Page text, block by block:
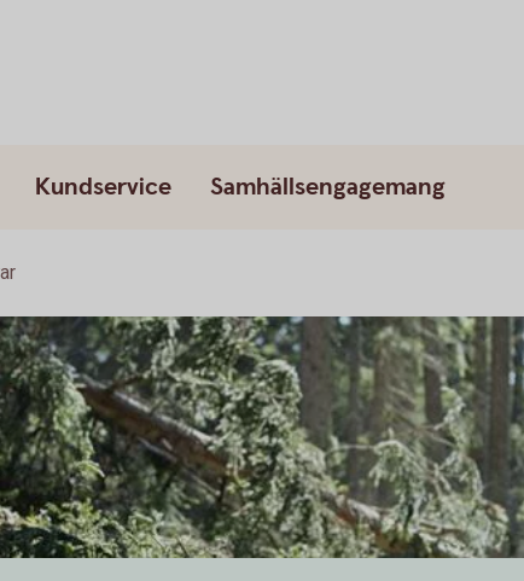
Kundservice Samhällsengagemang